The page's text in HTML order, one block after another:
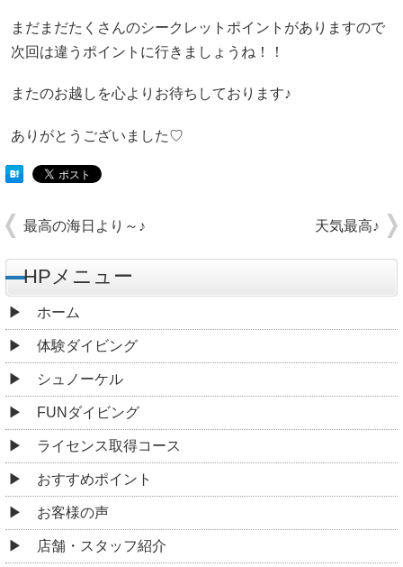
まだまだたくさんのシークレットポイントがありますので
次回は違うポイントに行きましょうね！！
またのお越しを心よりお待ちしております♪
ありがとうございました♡
最高の海日より～♪ 天気最高♪
HPメニュー
ホーム
体験ダイビング
シュノーケル
FUNダイビング
ライセンス取得コース
おすすめポイント
お客様の声
店舗・スタッフ紹介